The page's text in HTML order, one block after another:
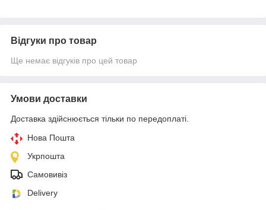
Відгуки про товар
Ще немає відгуків про цей товар
Умови доставки
Доставка здійснюється тільки по передоплаті.
Нова Пошта
Укрпошта
Самовивіз
Delivery